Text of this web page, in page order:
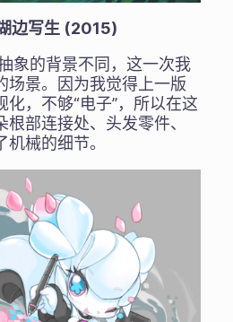
边写生 (2015)
象的背景不同，这一次我
场景。因为我觉得上一版
化，不够“电子”，所以在这
部连接处、头发零件、
械的细节。